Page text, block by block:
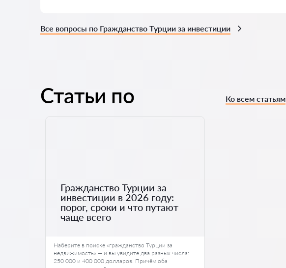
Все вопросы по Гражданство Турции за инвестиции
Статьи по Ко всем статьям
Гражданство Турции за
инвестиции в 2026 году:
порог, сроки и что путают
чаще всего
Наберите в поиске «гражданство Турции за
недвижимость» — и вы увидите два разных числа:
250 000 и 400 000 долларов. Причём оба